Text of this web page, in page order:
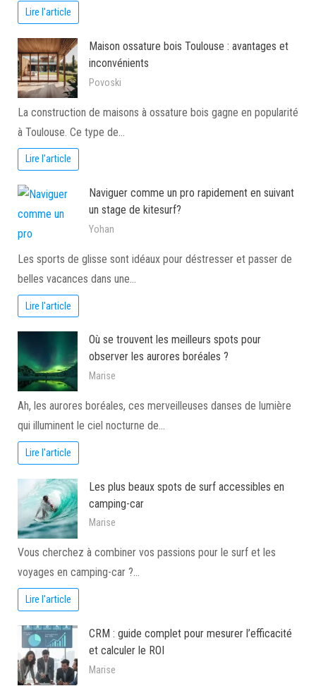
Lire l'article
Maison ossature bois Toulouse : avantages et
inconvénients
Povoski
La construction de maisons à ossature bois gagne en popularité
à Toulouse. Ce type de…
Lire l'article
Naviguer comme un pro rapidement en suivant
un stage de kitesurf?
Yohan
Les sports de glisse sont idéaux pour déstresser et passer de
belles vacances dans une…
Lire l'article
Où se trouvent les meilleurs spots pour
observer les aurores boréales ?
Marise
Ah, les aurores boréales, ces merveilleuses danses de lumière
qui illuminent le ciel nocturne de…
Lire l'article
Les plus beaux spots de surf accessibles en
camping-car
Marise
Vous cherchez à combiner vos passions pour le surf et les
voyages en camping-car ?…
Lire l'article
CRM : guide complet pour mesurer l’efficacité
et calculer le ROI
Marise